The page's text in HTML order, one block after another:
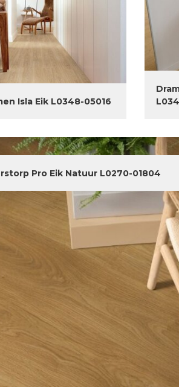
Isla Eik L0348-05016
Pro Eik Natuur L0270-01804